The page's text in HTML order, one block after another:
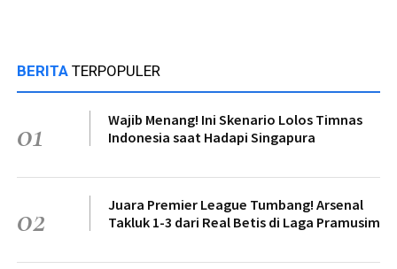
BERITA TERPOPULER
01
Wajib Menang! Ini Skenario Lolos Timnas
Indonesia saat Hadapi Singapura
02
Juara Premier League Tumbang! Arsenal
Takluk 1-3 dari Real Betis di Laga Pramusim